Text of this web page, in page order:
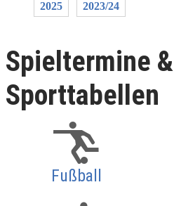
2025 2023/24
Spieltermine &
Sporttabellen
Fußball